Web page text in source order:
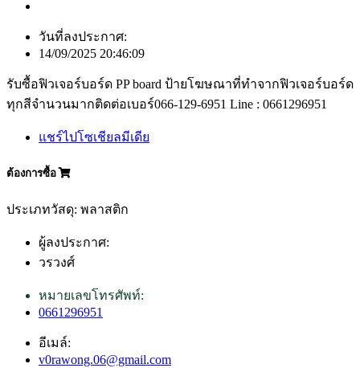
วันที่ลงประกาศ:
14/09/2025 20:46:09
รับซื้อฟิวเจอร์บอร์ด PP board ป้ายโฆษณาที่ทำจากฟิวเจอร์บอร์ด
ทุกสีจำนวนมากติดต่อเบอร์066-129-6951 Line : 0661296951
แชร์ไปโซเชียลมีเดีย
ต้องการซื้อ
ประเภทวัสดุ: พลาสติก
ผู้ลงประกาศ:
วรวงศ์
หมายเลขโทรศัพท์:
0661296951
อีเมล์:
v0rawong.06@gmail.com